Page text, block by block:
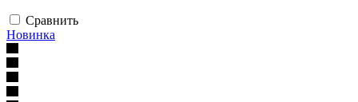
Сравнить
Новинка